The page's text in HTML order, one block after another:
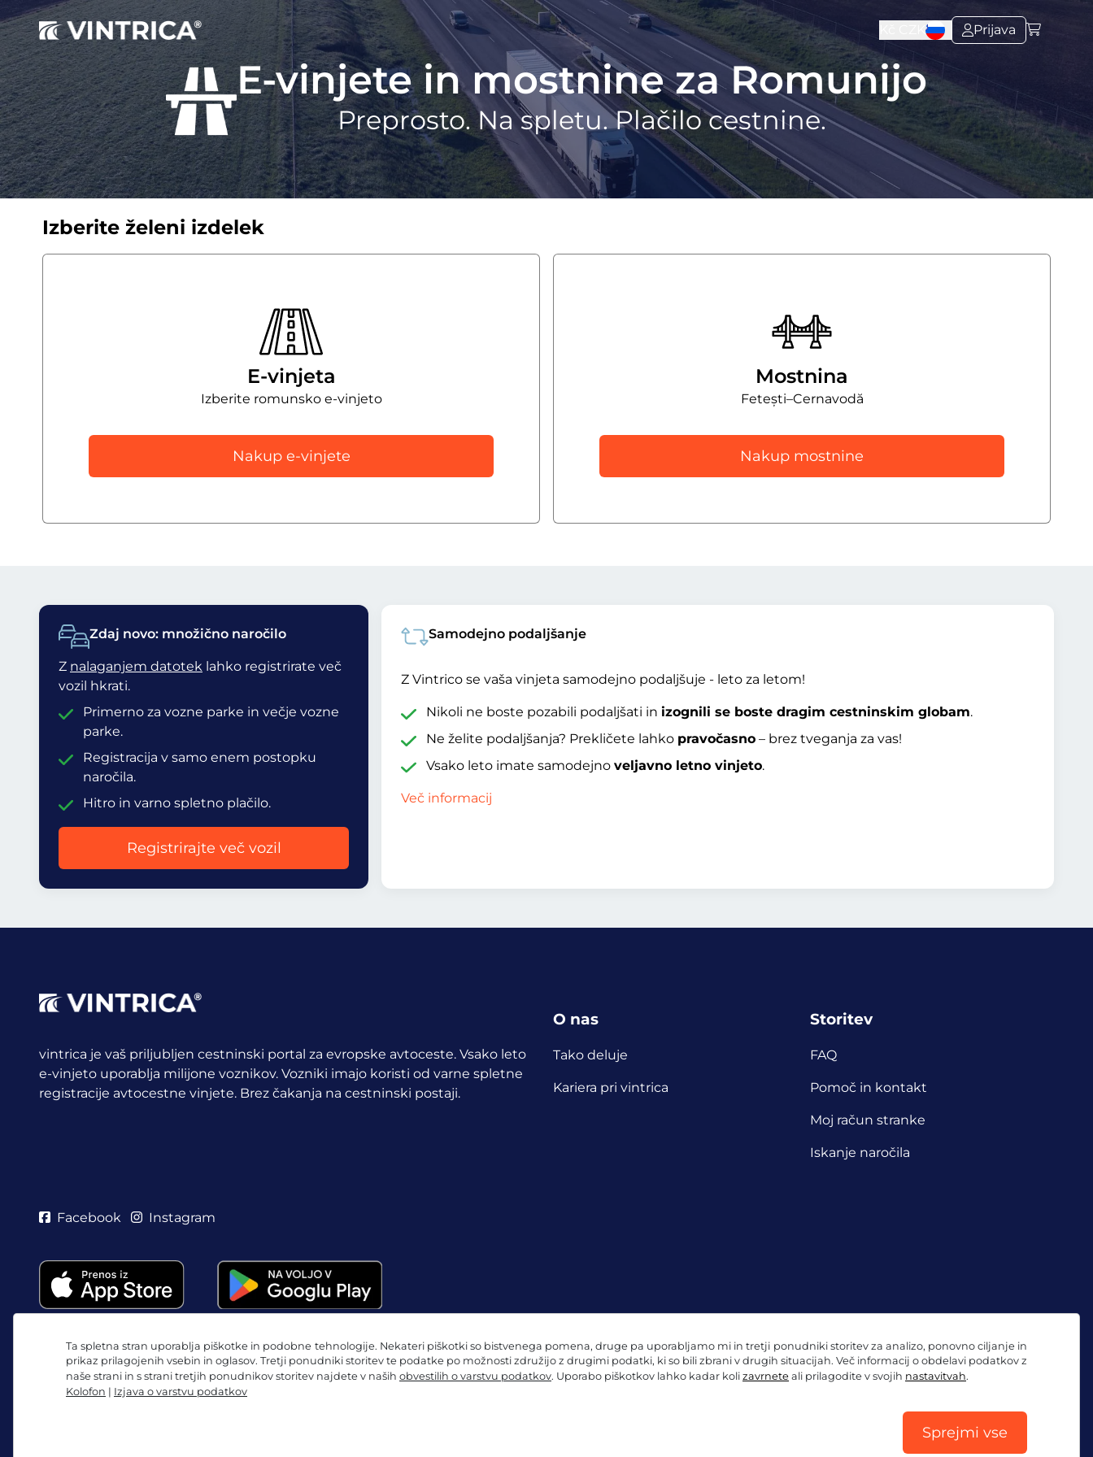
Ta spletna stran uporablja piškotke in podobne tehnologije. Nekateri piškotki so bistvenega pomena, druge pa uporabljamo mi in tretji ponudniki storitev za analizo, ponovno ciljanje in
prikaz prilagojenih vsebin in oglasov. Tretji ponudniki storitev te podatke po možnosti združijo z drugimi podatki, ki so bili zbrani v drugih situacijah. Več informacij o obdelavi podatkov z
naše strani in s strani tretjih ponudnikov storitev najdete v naših obvestilih o varstvu podatkov. Uporabo piškotkov lahko kadar koli zavrnete ali prilagodite v svojih nastavitvah.
Kolofon | Izjava o varstvu podatkov
Sprejmi vse
Prijava
E-vinjete in mostnine za Romunijo
Preprosto. Na spletu. Plačilo cestnine.
Izberite želeni izdelek
E-vinjeta
Izberite romunsko e-vinjeto
Nakup e-vinjete
Mostnina
Fetești–Cernavodă
Nakup mostnine
Zdaj novo: množično naročilo
Z nalaganjem datotek lahko registrirate več
vozil hkrati.
Primerno za vozne parke in večje vozne
parke.
Registracija v samo enem postopku
naročila.
Hitro in varno spletno plačilo.
Registrirajte več vozil
Samodejno podaljšanje
Z Vintrico se vaša vinjeta samodejno podaljšuje - leto za letom!
Nikoli ne boste pozabili podaljšati in izognili se boste dragim cestninskim globam.
Ne želite podaljšanja? Prekličete lahko pravočasno– brez tveganja za vas!
Vsako leto imate samodejno veljavno letno vinjeto.
Več informacij
vintrica je vaš priljubljen cestninski portal za evropske avtoceste. Vsako leto
e-vinjeto uporablja milijone voznikov. Vozniki imajo koristi od varne spletne
registracije avtocestne vinjete. Brez čakanja na cestninski postaji.
O nas
Tako deluje
Kariera pri vintrica
Storitev
FAQ
Pomoč in kontakt
Moj račun stranke
Iskanje naročila
Facebook Instagram